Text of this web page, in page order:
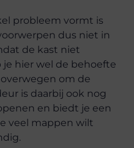
probleem vormt is
dus niet in
de kast niet
hier wel de behoefte
om de
is daarbij ook nog
en biedt je een
veel mappen wilt